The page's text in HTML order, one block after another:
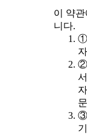
이 약
니다.
①
자
②
③